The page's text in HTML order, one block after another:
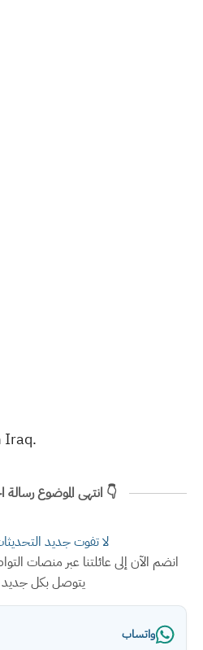
Iraq.
👇 انتهى الموضوع رسالة
لا تفوت جديد
انضم الآن إلى عائلتنا عبر منصات
يتوصل بكل
واتساب